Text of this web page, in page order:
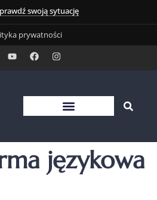
swoją sytuację
prywatności
językowa